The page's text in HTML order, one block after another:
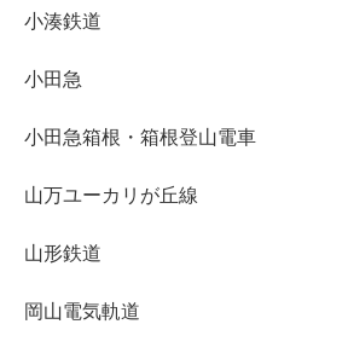
小湊鉄道
小田急
小田急箱根・箱根登山電車
山万ユーカリが丘線
山形鉄道
岡山電気軌道